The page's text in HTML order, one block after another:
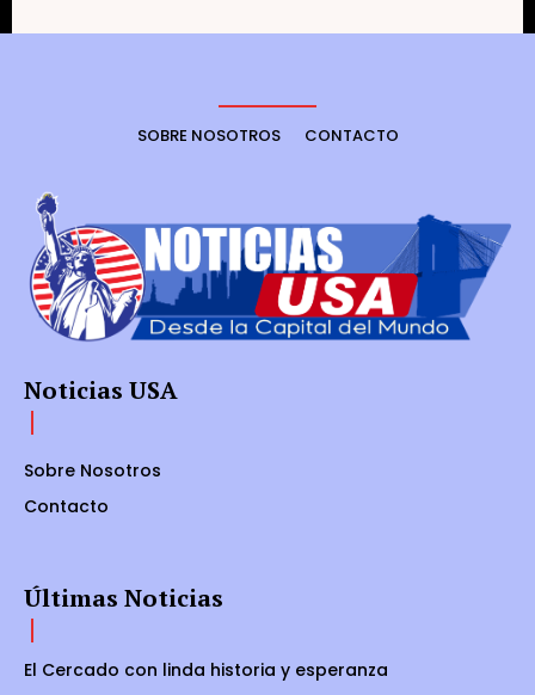
SOBRE NOSOTROS CONTACTO
Noticias USA
Sobre Nosotros
Contacto
Últimas Noticias
El Cercado con linda historia y esperanza